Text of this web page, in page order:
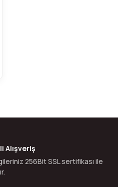
Alışveriş
256Bit SSL sertifikası ile